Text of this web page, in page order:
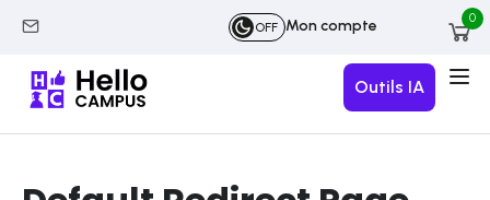
OFF Mon compte 0
Outils IA